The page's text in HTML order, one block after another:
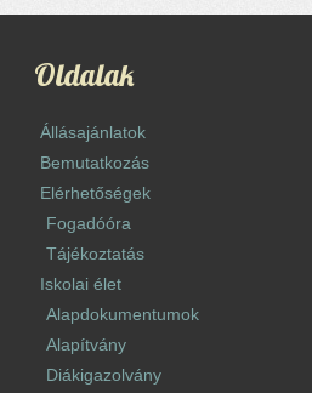
Oldalak
Állásajánlatok
Bemutatkozás
Elérhetőségek
Fogadóóra
Tájékoztatás
Iskolai élet
Alapdokumentumok
Alapítvány
Diákigazolvány